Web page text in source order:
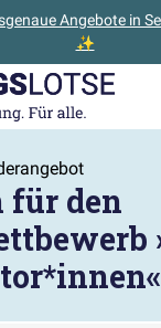
Angebote in
✨
Seite springen
für den